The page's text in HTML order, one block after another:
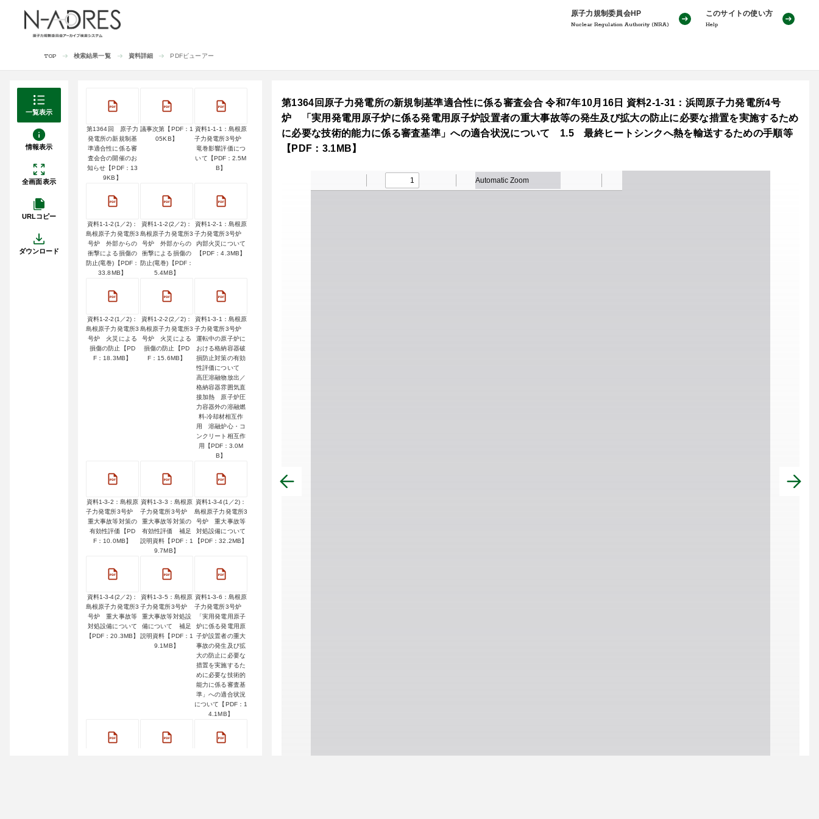
原子力規制委員会HP
Nuclear Regulation Authority (NRA)
このサイトの使い方
Help
TOP 検索結果一覧 資料詳細 PDFビューアー
一覧表示
情報表示
全画面表示
URLコピー
ダウンロード
第1364回 原子力
発電所の新規制基
準適合性に係る審
査会合の開催のお
知らせ【PDF：13
9KB】
議事次第【PDF：1
05KB】
資料1-1-1：島根原
子力発電所3号炉
竜巻影響評価につ
いて【PDF：2.5M
B】
資料1-1-2(1／2)：
島根原子力発電所3
号炉 外部からの
衝撃による損傷の
防止(竜巻)【PDF：
33.8MB】
資料1-1-2(2／2)：
島根原子力発電所3
号炉 外部からの
衝撃による損傷の
防止(竜巻)【PDF：
5.4MB】
資料1-2-1：島根原
子力発電所3号炉
内部火災について
【PDF：4.3MB】
資料1-2-2(1／2)：
島根原子力発電所3
号炉 火災による
損傷の防止【PD
F：18.3MB】
資料1-2-2(2／2)：
島根原子力発電所3
号炉 火災による
損傷の防止【PD
F：15.6MB】
資料1-3-1：島根原
子力発電所3号炉
運転中の原子炉に
おける格納容器破
損防止対策の有効
性評価について
高圧溶融物放出／
格納容器雰囲気直
接加熱 原子炉圧
力容器外の溶融燃
料-冷却材相互作
用 溶融炉心・コ
ンクリート相互作
用【PDF：3.0M
B】
資料1-3-2：島根原
子力発電所3号炉
重大事故等対策の
有効性評価【PD
F：10.0MB】
資料1-3-3：島根原
子力発電所3号炉
重大事故等対策の
有効性評価 補足
説明資料【PDF：1
9.7MB】
資料1-3-4(1／2)：
島根原子力発電所3
号炉 重大事故等
対処設備について
【PDF：32.2MB】
資料1-3-4(2／2)：
島根原子力発電所3
号炉 重大事故等
対処設備について
【PDF：20.3MB】
資料1-3-5：島根原
子力発電所3号炉
重大事故等対処設
備について 補足
説明資料【PDF：1
9.1MB】
資料1-3-6：島根原
子力発電所3号炉
「実用発電用原子
炉に係る発電用原
子炉設置者の重大
事故の発生及び拡
大の防止に必要な
措置を実施するた
めに必要な技術的
能力に係る審査基
準」への適合状況
について【PDF：1
4.1MB】
第1364回原子力発電所の新規制基準適合性に係る審査会合 令和7年10月16日 資料2-1-31：浜岡原子力発電所4号
炉 「実用発電用原子炉に係る発電用原子炉設置者の重大事故等の発生及び拡大の防止に必要な措置を実施するため
に必要な技術的能力に係る審査基準」への適合状況について 1.5 最終ヒートシンクへ熱を輸送するための手順等
【PDF：3.1MB】